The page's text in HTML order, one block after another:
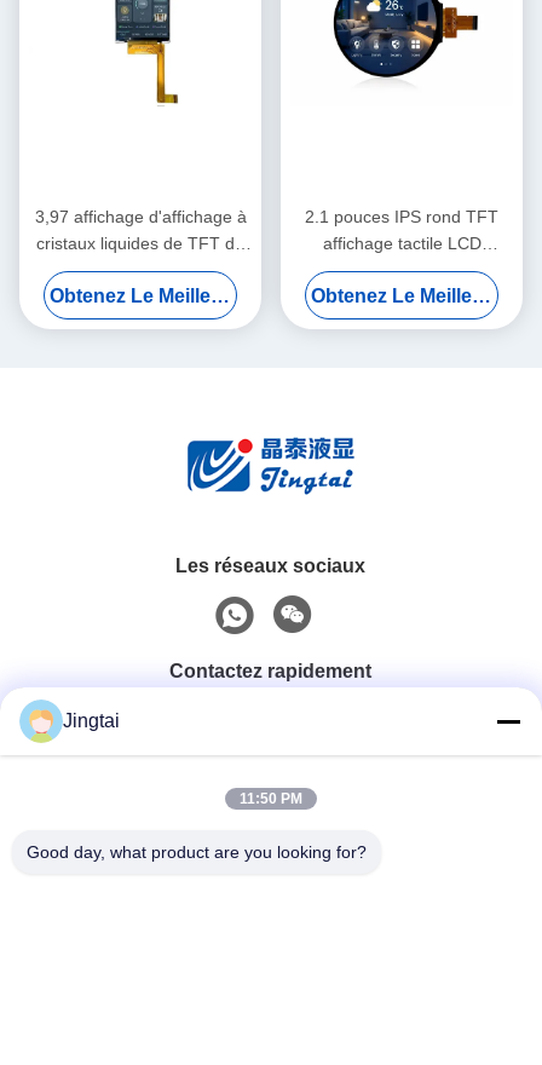
3,97 affichage d'affichage à
cristaux liquides de TFT de
pouce 480×800 IPS pour les
panneaux de commande de
maison futée
Obtenez Le Meilleur Prix
2.1 pouces IPS rond TFT
affichage tactile LCD
480×480 MIPI Interface RVB
pour les panneaux de
commande de la maison
Obtenez Le Meilleur Prix
Les réseaux sociaux
Contactez rapidement
0086-755-27491128
E-Mail
Jingtai
11:50 PM
Good day, what product are you looking for?